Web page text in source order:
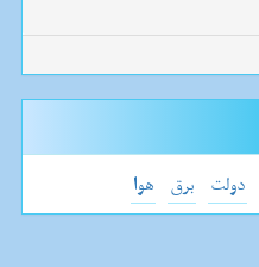
دولت برق هوا